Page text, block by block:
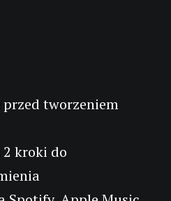
tworzeniem
2 kroki do